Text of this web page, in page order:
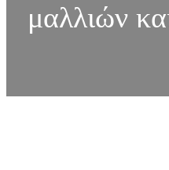
μαλλιών